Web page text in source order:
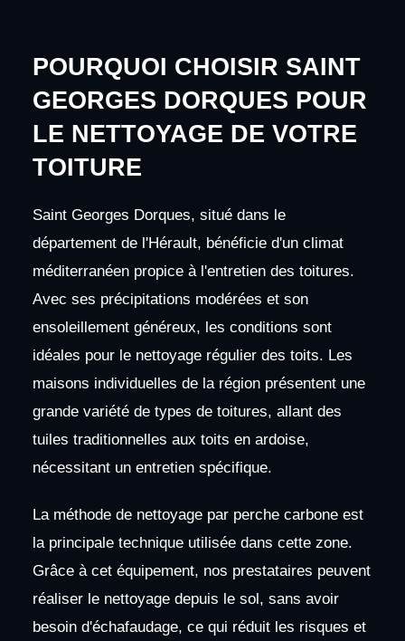
POURQUOI CHOISIR SAINT
GEORGES DORQUES POUR
LE NETTOYAGE DE VOTRE
TOITURE
Saint Georges Dorques, situé dans le
département de l'Hérault, bénéficie d'un climat
méditerranéen propice à l'entretien des toitures.
Avec ses précipitations modérées et son
ensoleillement généreux, les conditions sont
idéales pour le nettoyage régulier des toits. Les
maisons individuelles de la région présentent une
grande variété de types de toitures, allant des
tuiles traditionnelles aux toits en ardoise,
nécessitant un entretien spécifique.
La méthode de nettoyage par perche carbone est
la principale technique utilisée dans cette zone.
Grâce à cet équipement, nos prestataires peuvent
réaliser le nettoyage depuis le sol, sans avoir
besoin d'échafaudage, ce qui réduit les risques et